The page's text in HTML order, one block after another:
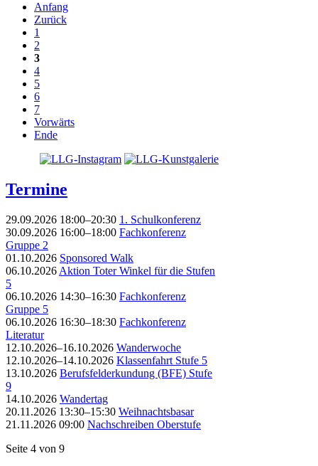
Anfang
Zurück
1
2
3
4
5
6
7
Vorwärts
Ende
Termine
29.09.2026 18:00–20:30 1. Schulkonferenz
30.09.2026 16:00–18:00 Fachkonferenz
Gruppe 2
01.10.2026 Sponsored Walk
06.10.2026 Aktion Toter Winkel für die Stufen
5
06.10.2026 14:30–16:30 Fachkonferenz
Gruppe 5
06.10.2026 16:30–18:30 Fachkonferenz
Literatur
12.10.2026–16.10.2026 Wanderwoche
12.10.2026–14.10.2026 Klassenfahrt Stufe 5
13.10.2026 Berufsfelderkundung (BFE) Stufe
9
14.10.2026 Wandertag
20.11.2026 13:30–15:30 Weihnachtsbasar
21.11.2026 09:00 Nachschreiben Oberstufe
Seite 4 von 9